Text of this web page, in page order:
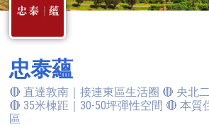
忠泰蘊
🔴 直達敦南｜接連東區生活圈 🔴 央北
🔴 35米棟距｜30-50坪彈性空間 🔴 本質
區